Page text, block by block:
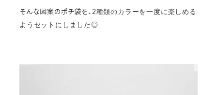
そんな図案のポチ袋を、 2種類のカラーを一度に楽しめる
ようセットにしました◎